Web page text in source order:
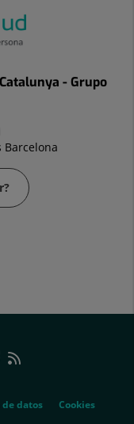
- Grupo
Barcelona
Feed
Este
abrirá
datos Cookies